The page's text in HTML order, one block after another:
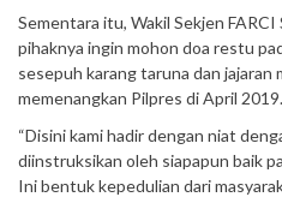
Sementara itu, Wakil Sekjen
pihaknya ingin mohon doa restu
sesepuh karang taruna dan
memenangkan Pilpres di April 2019.
“Disini kami hadir dengan niat
diinstruksikan oleh siapapun baik
Ini bentuk kepedulian dari